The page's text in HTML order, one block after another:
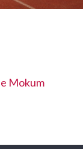
Mokum